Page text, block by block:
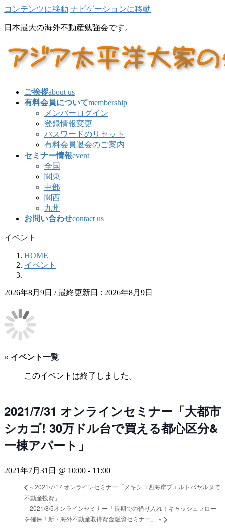
コンテンツに移動 ナビゲーションに移動
日本最大の海外不動産勉強会です。
ご挨拶about us
有料会員についてmembership
メンバーログイン
登録情報変更
パスワードのリセット
有料会員退会のご案内
セミナー情報event
全国
関東
中部
関西
九州
お問い合わせcontact us
イベント
HOME
イベント
2026年8月9日 / 最終更新日 : 2026年8月9日
« イベント一覧
このイベントは終了しました。
2021/7/31 オンラインセミナー「大都市
シカゴ! 30万ドル台で買える都心区分&
一棟アパート」
2021年7月31日 @ 10:00 - 11:00
« 2021/7/17 オンラインセミナー「メキシコ西海岸プエルトバヤルタで
不動産投資」
2021/8/5オンラインセミナー「長期での借り入れ！キャッシュフロー
を確保！新・海外不動産取得資金融資セミナー」 »